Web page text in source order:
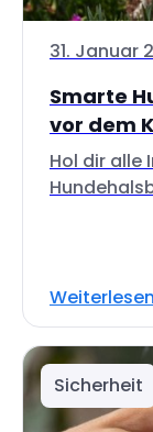
31. Januar
Smarte
vor dem
Hol dir alle
Weiterlesen
Sicherheit